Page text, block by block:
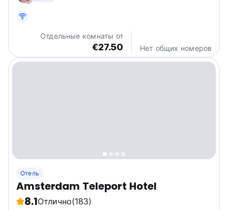
Отдельные комнаты от
€27.50 Нет общих номеров
Отель
Amsterdam Teleport Hotel
8.1Отлично(183)